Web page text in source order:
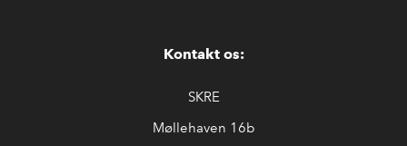
Kontakt os:
SKRE
Møllehaven 16b